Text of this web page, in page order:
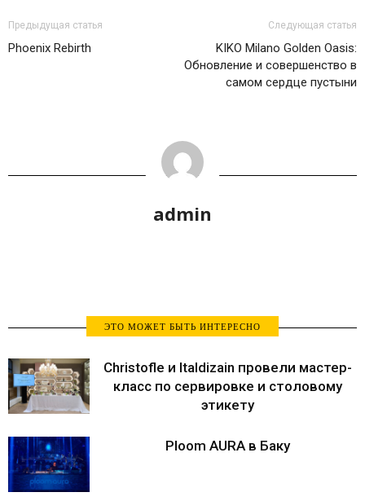
Предыдущая статья
Phoenix Rebirth
Следующая статья
KIKO Milano Golden Oasis:
Обновление и совершенство в
самом сердце пустыни
admin
ЭТО МОЖЕТ БЫТЬ ИНТЕРЕСНО
Christofle и Italdizain провели мастер-
класс по сервировке и столовому
этикету
Ploom AURA в Баку